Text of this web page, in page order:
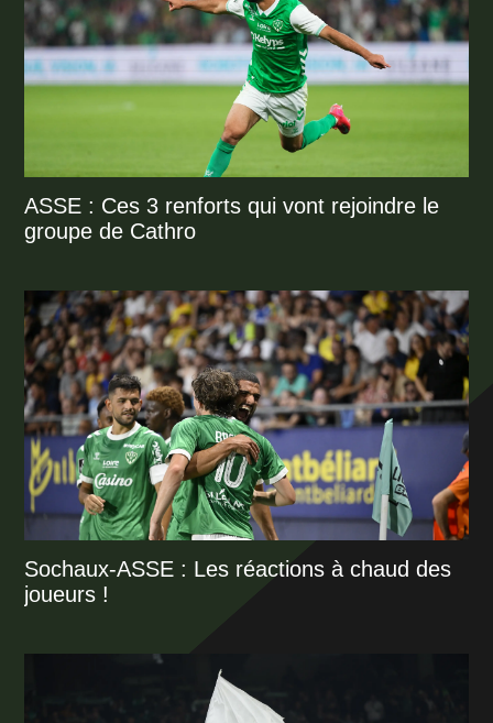
ASSE : Ces 3 renforts qui vont rejoindre le
groupe de Cathro
Sochaux-ASSE : Les réactions à chaud des
joueurs !